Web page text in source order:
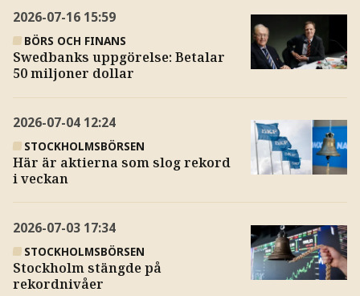
2026-07-16 15:59
BÖRS OCH FINANS
Swedbanks uppgörelse: Betalar
50 miljoner dollar
2026-07-04 12:24
STOCKHOLMSBÖRSEN
Här är aktierna som slog rekord
i veckan
2026-07-03 17:34
STOCKHOLMSBÖRSEN
Stockholm stängde på
rekordnivåer